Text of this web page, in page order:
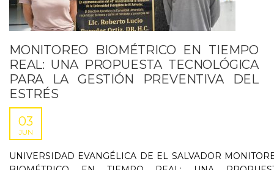
MONITOREO BIOMÉTRICO EN TIEMPO
REAL: UNA PROPUESTA TECNOLÓGICA
PARA LA GESTIÓN PREVENTIVA DEL
ESTRÉS
03
JUN
UNIVERSIDAD EVANGÉLICA DE EL SALVADOR